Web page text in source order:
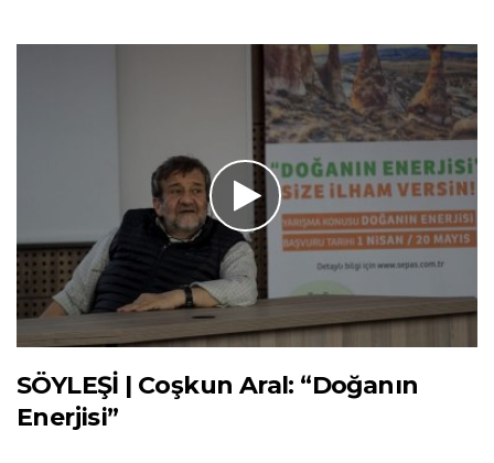
SÖYLEŞİ | Coşkun Aral: “Doğanın
Enerjisi”